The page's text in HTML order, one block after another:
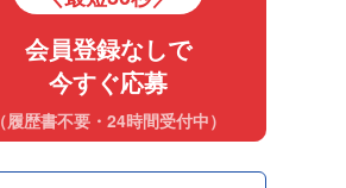
会員登録なしで
今すぐ応募
（履歴書不要・24時間受付中）